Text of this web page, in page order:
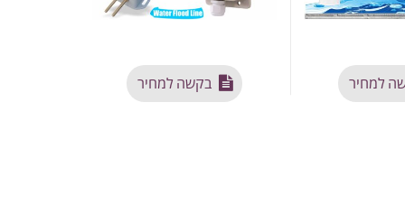
למחיר בקשה למחיר